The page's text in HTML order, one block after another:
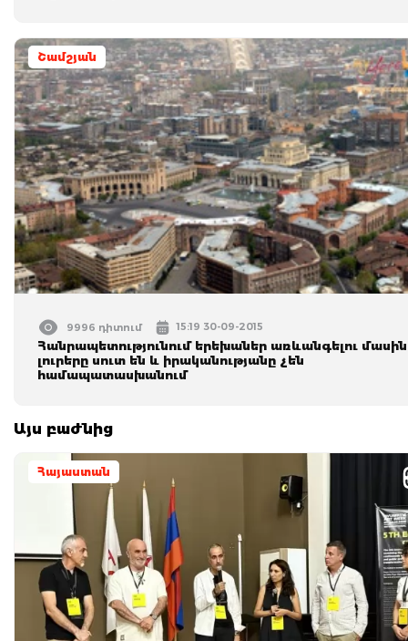
Շամշյան
9996 դիտում 15:19 30-09-2015
Հանրապետությունում երեխաներ առևանգելու մասին
լուրերը սուտ են և իրականությանը չեն
համապատասխանում
Այս բաժնից
Հայաստան